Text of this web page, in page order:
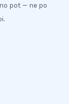
pot — ne po